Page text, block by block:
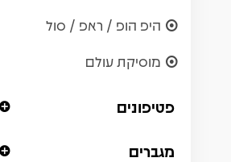
היפ הופ / ראפ / סול
מוסיקת עולם
פטיפונים
מגברים